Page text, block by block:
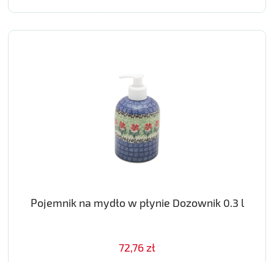
Pojemnik na mydło w płynie Dozownik 0.3 l
72,76 zł